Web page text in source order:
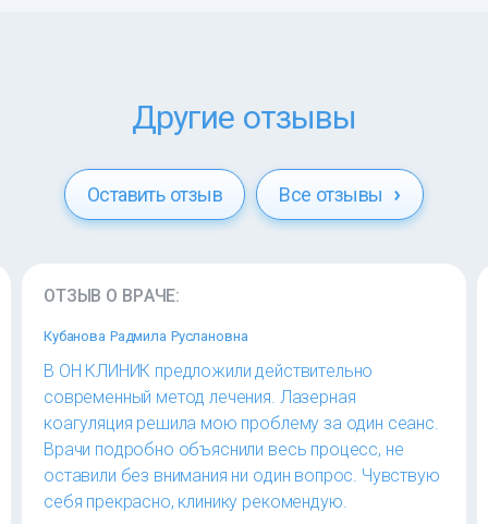
Другие отзывы
Оставить отзыв Все отзывы
ОТЗЫВ О ВРАЧЕ:
Кубанова Радмила Руслановна
В ОН КЛИНИК предложили действительно
современный метод лечения. Лазерная
коагуляция решила мою проблему за один сеанс.
Врачи подробно объяснили весь процесс, не
оставили без внимания ни один вопрос. Чувствую
себя прекрасно, клинику рекомендую.